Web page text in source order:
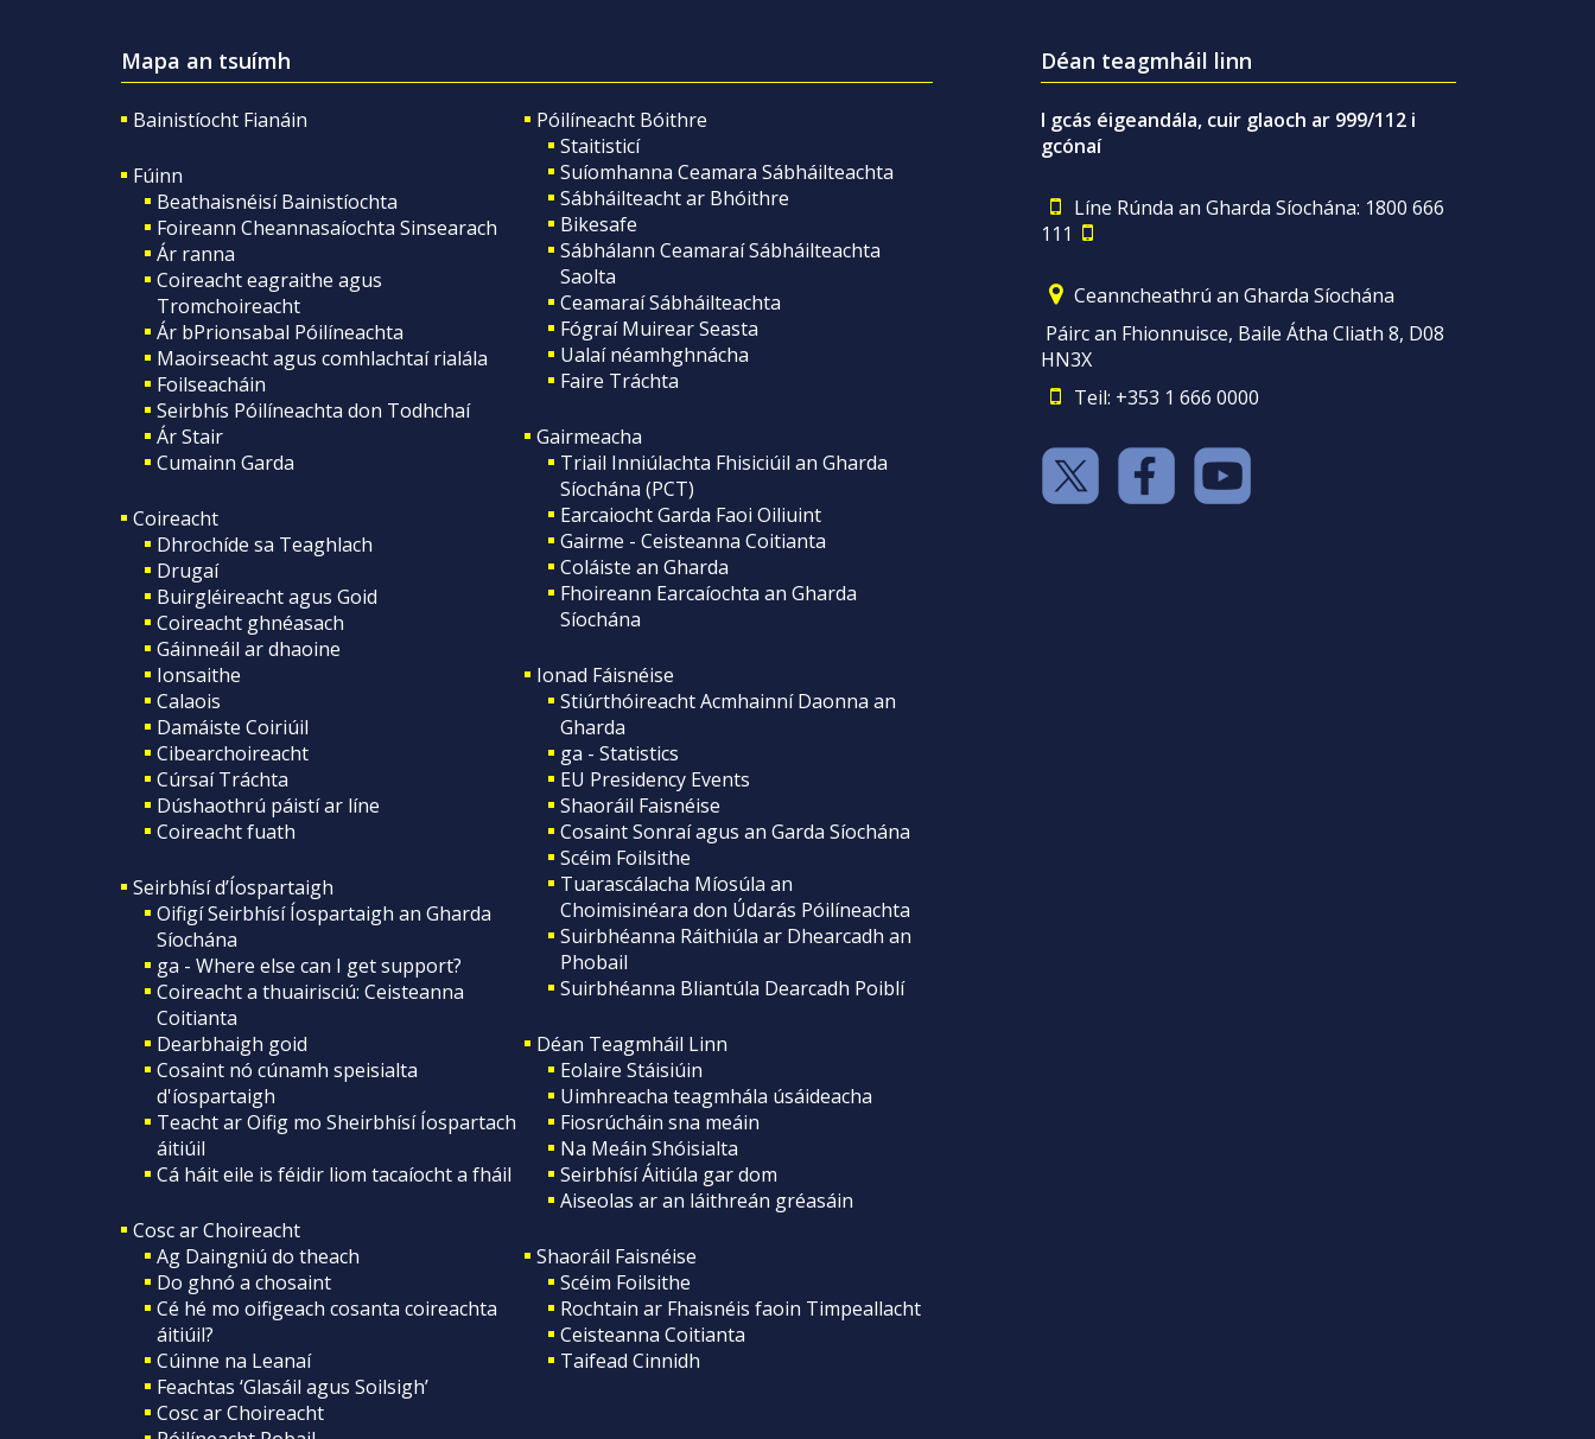
Mapa an tsuímh
Bainistíocht Fianáin
Fúinn
Beathaisnéisí Bainistíochta
Foireann Cheannasaíochta Sinsearach
Ár ranna
Coireacht eagraithe agus
Tromchoireacht
Ár bPrionsabal Póilíneachta
Maoirseacht agus comhlachtaí rialála
Foilseacháin
Seirbhís Póilíneachta don Todhchaí
Ár Stair
Cumainn Garda
Coireacht
Dhrochíde sa Teaghlach
Drugaí
Buirgléireacht agus Goid
Coireacht ghnéasach
Gáinneáil ar dhaoine
Ionsaithe
Calaois
Damáiste Coiriúil
Cibearchoireacht
Cúrsaí Tráchta
Dúshaothrú páistí ar líne
Coireacht fuath
Seirbhísí d’Íospartaigh
Oifigí Seirbhísí Íospartaigh an Gharda
Síochána
ga - Where else can I get support?
Coireacht a thuairisciú: Ceisteanna
Coitianta
Dearbhaigh goid
Cosaint nó cúnamh speisialta
d'íospartaigh
Teacht ar Oifig mo Sheirbhísí Íospartach
áitiúil
Cá háit eile is féidir liom tacaíocht a fháil
Cosc ar Choireacht
Ag Daingniú do theach
Do ghnó a chosaint
Cé hé mo oifigeach cosanta coireachta
áitiúil?
Cúinne na Leanaí
Feachtas ‘Glasáil agus Soilsigh’
Cosc ar Choireacht
Póilíneacht Bóithre
Staitisticí
Suíomhanna Ceamara Sábháilteachta
Sábháilteacht ar Bhóithre
Bikesafe
Sábhálann Ceamaraí Sábháilteachta
Saolta
Ceamaraí Sábháilteachta
Fógraí Muirear Seasta
Ualaí néamhghnácha
Faire Tráchta
Gairmeacha
Triail Inniúlachta Fhisiciúil an Gharda
Síochána (PCT)
Earcaiocht Garda Faoi Oiliuint
Gairme - Ceisteanna Coitianta
Coláiste an Gharda
Fhoireann Earcaíochta an Gharda
Síochána
Ionad Fáisnéise
Stiúrthóireacht Acmhainní Daonna an
Gharda
ga - Statistics
EU Presidency Events
Shaoráil Faisnéise
Cosaint Sonraí agus an Garda Síochána
Scéim Foilsithe
Tuarascálacha Míosúla an
Choimisinéara don Údarás Póilíneachta
Suirbhéanna Ráithiúla ar Dhearcadh an
Phobail
Suirbhéanna Bliantúla Dearcadh Poiblí
Déan Teagmháil Linn
Eolaire Stáisiúin
Uimhreacha teagmhála úsáideacha
Fiosrúcháin sna meáin
Na Meáin Shóisialta
Seirbhísí Áitiúla gar dom
Aiseolas ar an láithreán gréasáin
Shaoráil Faisnéise
Scéim Foilsithe
Rochtain ar Fhaisnéis faoin Timpeallacht
Ceisteanna Coitianta
Taifead Cinnidh
Déan teagmháil linn
I gcás éigeandála, cuir glaoch ar 999/112 i
gcónaí
Líne Rúnda an Gharda Síochána: 1800 666
111
Ceanncheathrú an Gharda Síochána
Páirc an Fhionnuisce, Baile Átha Cliath 8, D08
HN3X
Teil: +353 1 666 0000